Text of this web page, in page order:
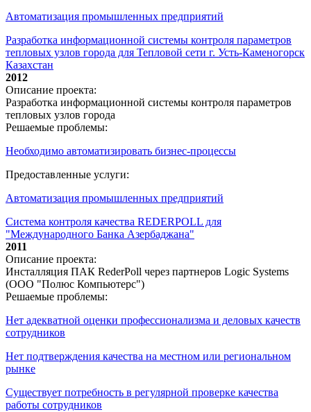
Автоматизация промышленных предприятий
Разработка информационной системы контроля параметров
тепловых узлов города для Тепловой сети г. Усть-Каменогорск
Казахстан
2012
Описание проекта:
Разработка информационной системы контроля параметров
тепловых узлов города
Решаемые проблемы:
Необходимо автоматизировать бизнес-процессы
Предоставленные услуги:
Автоматизация промышленных предприятий
Система контроля качества REDERPOLL для
"Международного Банка Азербаджана"
2011
Описание проекта:
Инсталляция ПАК RederPoll через партнеров Logic Systems
(ООО "Полюс Компьютерс")
Решаемые проблемы:
Нет адекватной оценки профессионализма и деловых качеств
сотрудников
Нет подтверждения качества на местном или региональном
рынке
Существует потребность в регулярной проверке качества
работы сотрудников